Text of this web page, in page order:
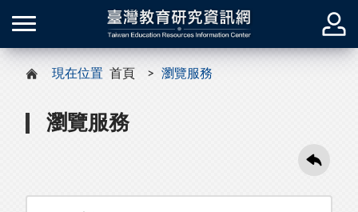
現在位置 首頁 瀏覽服務
瀏覽服務